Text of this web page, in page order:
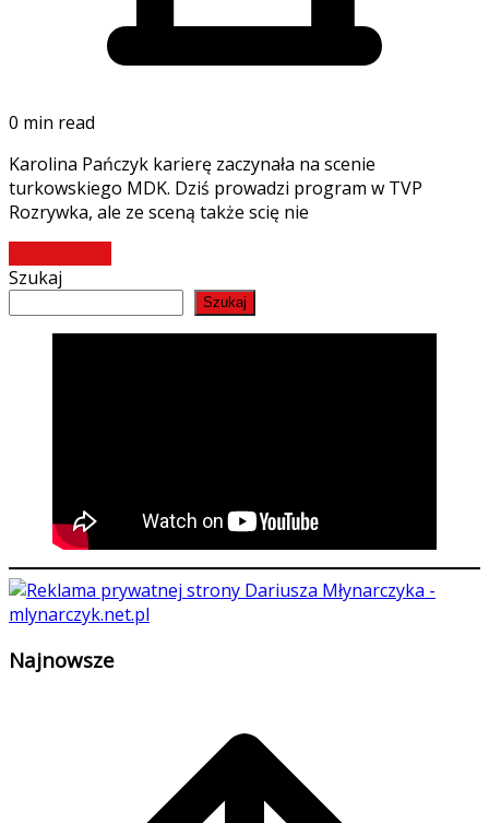
0 min read
Karolina Pańczyk karierę zaczynała na scenie
turkowskiego MDK. Dziś prowadzi program w TVP
Rozrywka, ale ze sceną także scię nie
Szukaj
Szukaj
Najnowsze